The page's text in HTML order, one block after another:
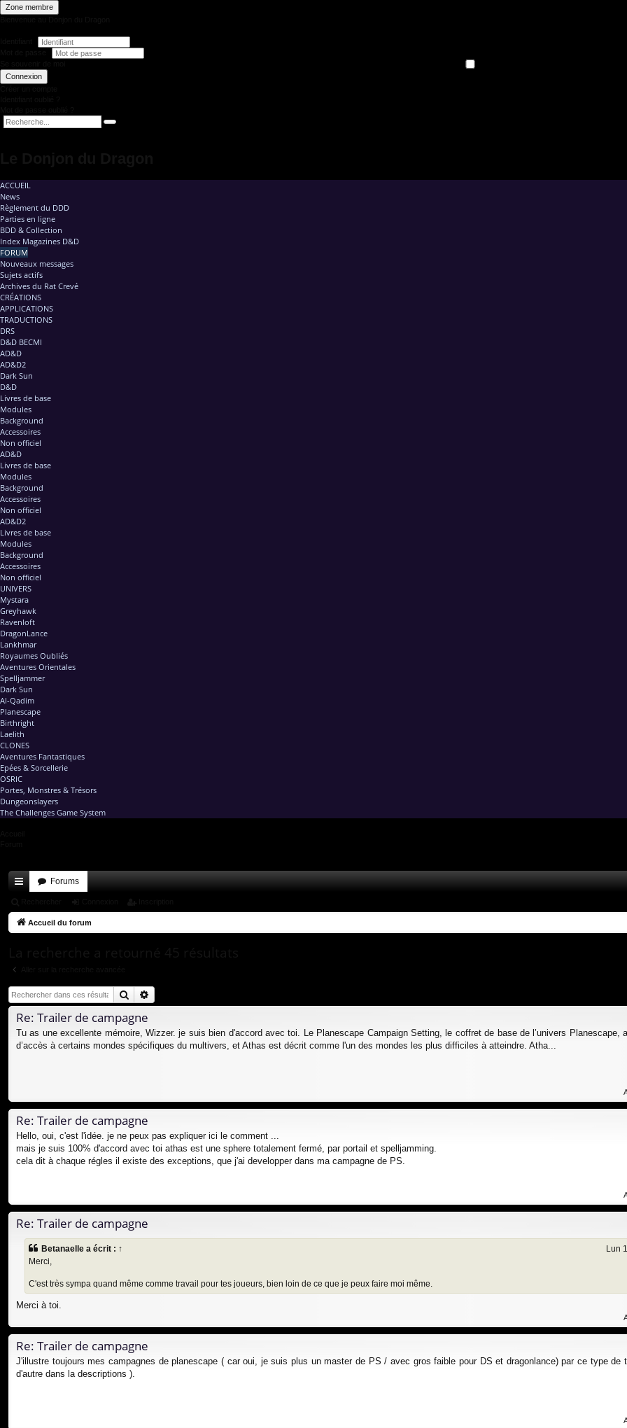
Zone membre
Connexion
ACCUEIL
News
Règlement du DDD
Parties en ligne
BDD & Collection
Index Magazines D&D
FORUM
Nouveaux messages
Sujets actifs
Archives du Rat Crevé
CRÉATIONS
APPLICATIONS
TRADUCTIONS
DRS
D&D BECMI
AD&D
AD&D2
Dark Sun
D&D
Livres de base
Modules
Background
Accessoires
Non officiel
AD&D
Livres de base
Modules
Background
Accessoires
Non officiel
AD&D2
Livres de base
Modules
Background
Accessoires
Non officiel
UNIVERS
Mystara
Greyhawk
Ravenloft
DragonLance
Lankhmar
Royaumes Oubliés
Aventures Orientales
Spelljammer
Dark Sun
Al-Qadim
Planescape
Birthright
Laelith
CLONES
Aventures Fantastiques
Epées & Sorcellerie
OSRIC
Portes, Monstres & Trésors
Dungeonslayers
The Challenges Game System
co
ci
s
Forums
Accueil du forum
Rechercher
Re: Trailer de campagne
Tu as une excellente mémoire, Wizzer. je suis bien d'accord avec toi. Le Planescape Campaign Setting, le coffret de base de l’univers Planescape,
d’accès à certains mondes spécifiques du multivers, et Athas est décrit comme l'un des mondes les plus difficiles à atteindre. Atha...
Re: Trailer de campagne
Hello, oui, c'est l'idée. je ne peux pas expliquer ici le comment ...
mais je suis 100% d'accord avec toi athas est une sphere totalement fermé, par portail et spelljamming.
cela dit à chaque régles il existe des exceptions, que j'ai developper dans ma campagne de PS.
Re: Trailer de campagne
Betanaelle a écrit : ↑
Lun
Merci,
C'est très sympa quand même comme travail pour tes joueurs, bien loin de ce que je peux faire moi même.
Merci à toi.
Re: Trailer de campagne
J'illustre toujours mes campagnes de planescape ( car oui, je suis plus un master de PS / avec gros faible pour DS et dragonlance) par ce type de
d'autre dans la descriptions ).